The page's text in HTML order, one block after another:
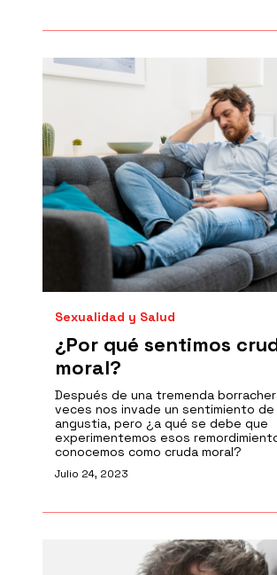
Sexualidad y Salud
¿Por qué sentimos
moral?
Después de una tremenda
veces nos invade un sentimiento de
angustia, pero ¿a qué se debe que
experimentemos esos
conocemos como cruda moral?
Julio 24, 2023